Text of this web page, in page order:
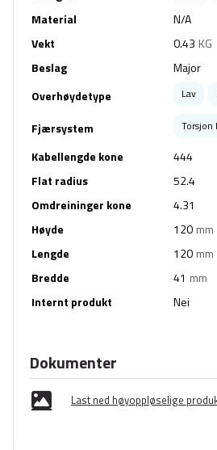
Material
N/A
Vekt
0.43 KG
Beslag
Major
Overhøydetype
Lav
Fjærsystem Torsjon
Kabellengde kone
444
Flat radius
52.4
Omdreininger kone
4.31
Høyde
120 mm
Lengde
120 mm
Bredde
41 mm
Internt produkt
Nei
Dokumenter
Last ned høyoppløselige